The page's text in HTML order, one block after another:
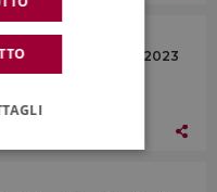
Igt Rosso Solengo 2023